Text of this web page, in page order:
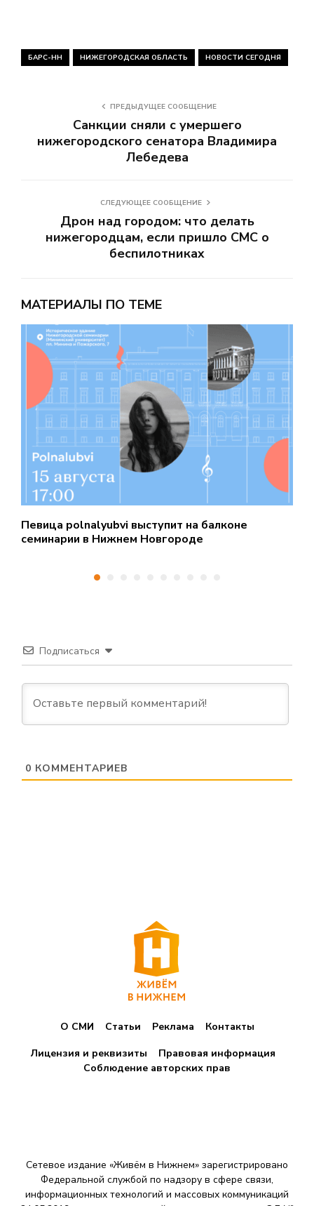
БАРС-НН НИЖЕГОРОДСКАЯ ОБЛАСТЬ НОВОСТИ СЕГОДНЯ
ПРЕДЫДУЩЕЕ СООБЩЕНИЕ
Санкции сняли с умершего
нижегородского сенатора Владимира
Лебедева
СЛЕДУЮЩЕЕ СООБЩЕНИЕ
Дрон над городом: что делать
нижегородцам, если пришло СМС о
беспилотниках
МАТЕРИАЛЫ ПО ТЕМЕ
Певица polnalyubvi выступит на балконе
семинарии в Нижнем Новгороде
Подписаться
0 КОММЕНТАРИЕВ
О СМИ Статьи Реклама
Контакты
Лицензия и реквизиты
Правовая информация
Соблюдение авторских прав
Сетевое издание «Живём в Нижнем» зарегистрировано
Федеральной службой по надзору в сфере связи,
информационных технологий и массовых коммуникаций